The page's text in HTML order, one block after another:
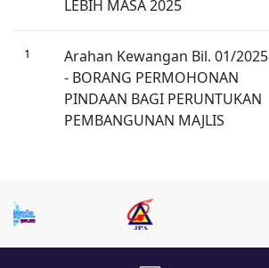
LEBIH MASA 2025
1
Arahan Kewangan Bil. 01/2025
- BORANG PERMOHONAN
PINDAAN BAGI PERUNTUKAN
PEMBANGUNAN MAJLIS